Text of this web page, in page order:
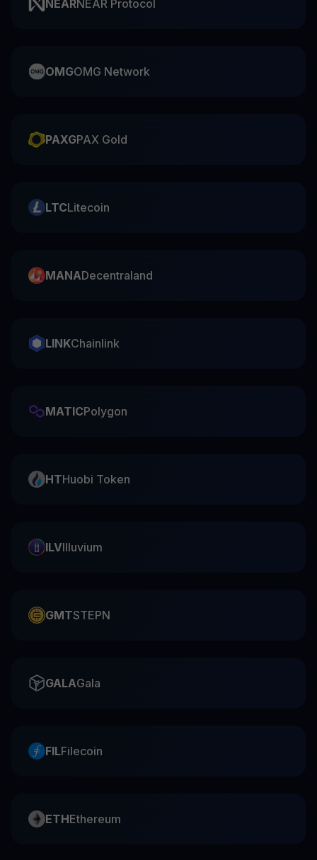
NEARNEAR Protocol
OMGOMG Network
PAXGPAX Gold
LTCLitecoin
MANADecentraland
LINKChainlink
MATICPolygon
HTHuobi Token
ILVIlluvium
GMTSTEPN
GALAGala
FILFilecoin
ETHEthereum